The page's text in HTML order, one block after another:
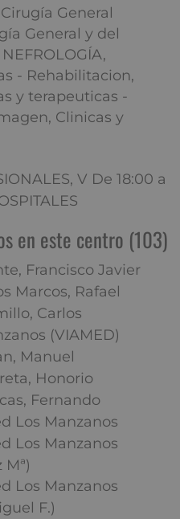
General
General y del
- Rehabilitacion,
y terapeuticas -
Clinicas y
V De 18:00 a
en este centro (103)
Francisco Javier
Marcos, Rafael
Carlos
(VIAMED)
Manuel
Honorio
Fernando
Los Manzanos
Los Manzanos
Los Manzanos
F.)